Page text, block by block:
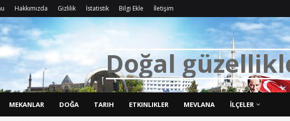
Hakkımızda Gizlilik İstatistik Bilgi Ekle İletişim
Doğal güzellikl
MEKANLAR DOĞA TARIH ETKINLIKLER MEVLANA İLÇELER